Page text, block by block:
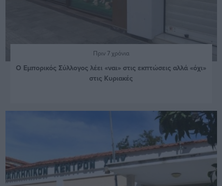
Πριν 7 χρόνια
Ο Εμπορικός Σύλλογος λέει «ναι» στις εκπτώσεις αλλά «όχι»
στις Κυριακές